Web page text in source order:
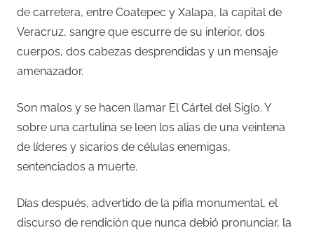
de carretera, entre Coatepec y Xalapa, la capital de
Veracruz, sangre que escurre de su interior, dos
cuerpos, dos cabezas desprendidas y un mensaje
amenazador.
Son malos y se hacen llamar El Cártel del Siglo. Y
sobre una cartulina se leen los alias de una veintena
de líderes y sicarios de células enemigas,
sentenciados a muerte.
Días después, advertido de la pifia monumental, el
discurso de rendición que nunca debió pronunciar, la